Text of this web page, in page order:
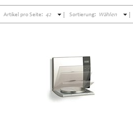
Sortierung: Wählen
Artikel pro Seite: 42